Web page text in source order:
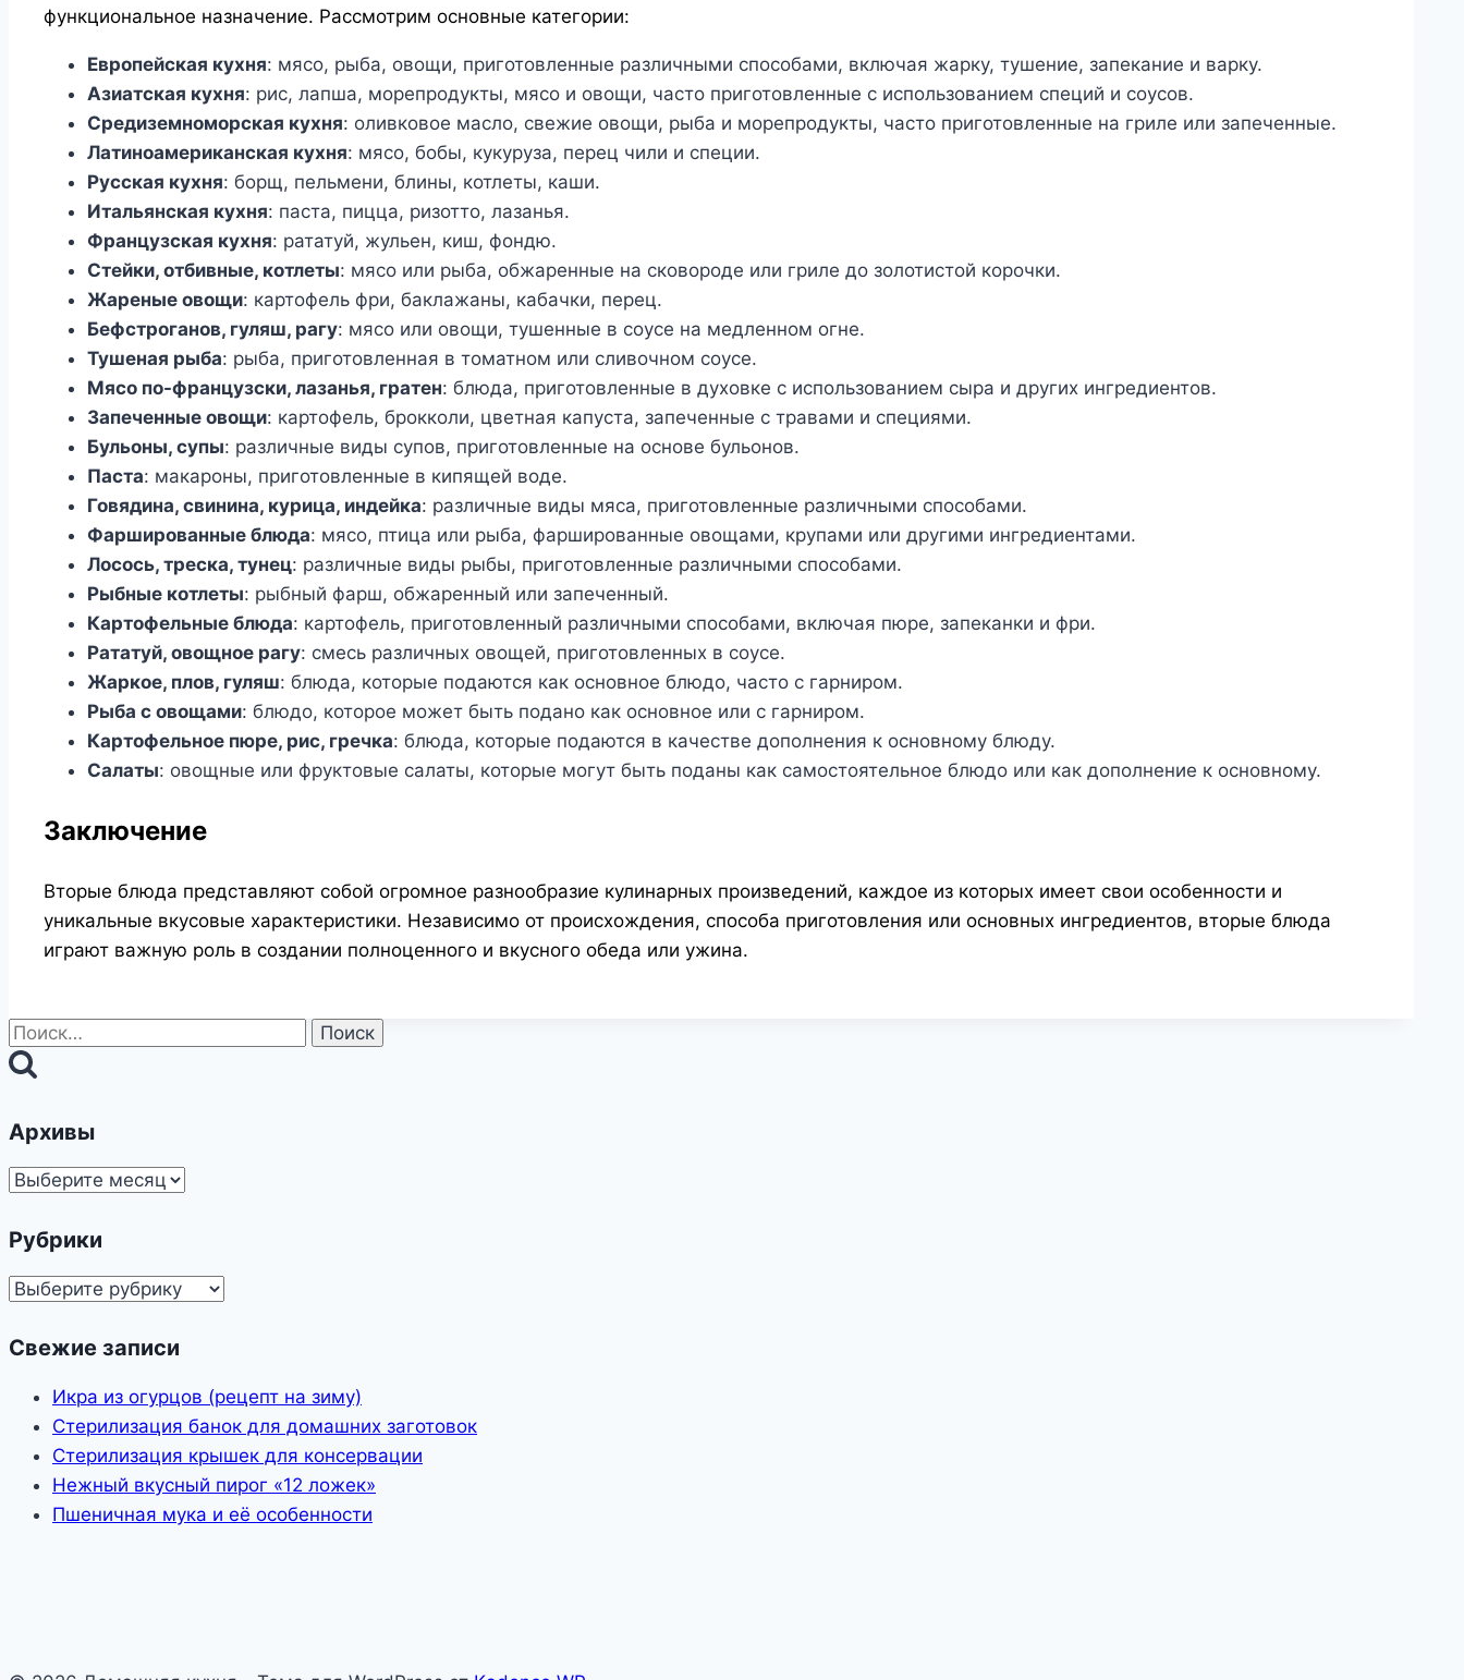
функциональное назначение. Рассмотрим основные категории:
Европейская кухня: мясо, рыба, овощи, приготовленные различными способами, включая жарку, тушение, запекание и варку.
Азиатская кухня: рис, лапша, морепродукты, мясо и овощи, часто приготовленные с использованием специй и соусов.
Средиземноморская кухня: оливковое масло, свежие овощи, рыба и морепродукты, часто приготовленные на гриле или запеченные.
Латиноамериканская кухня: мясо, бобы, кукуруза, перец чили и специи.
Русская кухня: борщ, пельмени, блины, котлеты, каши.
Итальянская кухня: паста, пицца, ризотто, лазанья.
Французская кухня: рататуй, жульен, киш, фондю.
Стейки, отбивные, котлеты: мясо или рыба, обжаренные на сковороде или гриле до золотистой корочки.
Жареные овощи: картофель фри, баклажаны, кабачки, перец.
Бефстроганов, гуляш, рагу: мясо или овощи, тушенные в соусе на медленном огне.
Тушеная рыба: рыба, приготовленная в томатном или сливочном соусе.
Мясо по-французски, лазанья, гратен: блюда, приготовленные в духовке с использованием сыра и других ингредиентов.
Запеченные овощи: картофель, брокколи, цветная капуста, запеченные с травами и специями.
Бульоны, супы: различные виды супов, приготовленные на основе бульонов.
Паста: макароны, приготовленные в кипящей воде.
Говядина, свинина, курица, индейка: различные виды мяса, приготовленные различными способами.
Фаршированные блюда: мясо, птица или рыба, фаршированные овощами, крупами или другими ингредиентами.
Лосось, треска, тунец: различные виды рыбы, приготовленные различными способами.
Рыбные котлеты: рыбный фарш, обжаренный или запеченный.
Картофельные блюда: картофель, приготовленный различными способами, включая пюре, запеканки и фри.
Рататуй, овощное рагу: смесь различных овощей, приготовленных в соусе.
Жаркое, плов, гуляш: блюда, которые подаются как основное блюдо, часто с гарниром.
Рыба с овощами: блюдо, которое может быть подано как основное или с гарниром.
Картофельное пюре, рис, гречка: блюда, которые подаются в качестве дополнения к основному блюду.
Салаты: овощные или фруктовые салаты, которые могут быть поданы как самостоятельное блюдо или как дополнение к основному.
Заключение
Вторые блюда представляют собой огромное разнообразие кулинарных произведений, каждое из которых имеет свои особенности и
уникальные вкусовые характеристики. Независимо от происхождения, способа приготовления или основных ингредиентов, вторые блюда
играют важную роль в создании полноценного и вкусного обеда или ужина.
Найти:
Архивы
Архивы
Рубрики
Рубрики
Свежие записи
Икра из огурцов (рецепт на зиму)
Стерилизация банок для домашних заготовок
Стерилизация крышек для консервации
Нежный вкусный пирог «12 ложек»
Пшеничная мука и её особенности